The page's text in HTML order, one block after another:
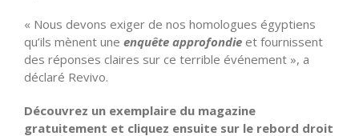
« Nous devons exiger de nos homologues égyptiens
qu’ils mènent une enquête approfondie et fournissent
des réponses claires sur ce terrible événement », a
déclaré Revivo.
Découvrez un exemplaire du magazine
gratuitement et cliquez ensuite sur le rebord droit